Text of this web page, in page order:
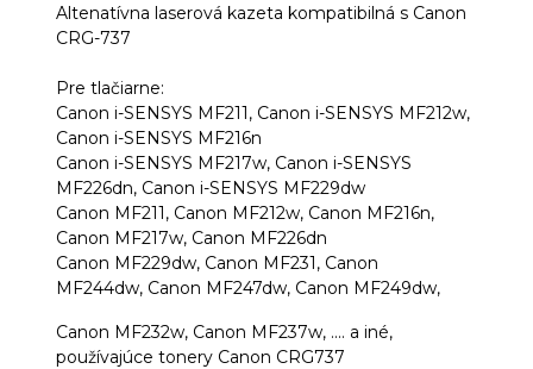
Altenatívna laserová kazeta kompatibilná s Canon
CRG-737
Pre tlačiarne:
Canon i-SENSYS MF211, Canon i-SENSYS MF212w,
Canon i-SENSYS MF216n
Canon i-SENSYS MF217w, Canon i-SENSYS
MF226dn, Canon i-SENSYS MF229dw
Canon MF211, Canon MF212w, Canon MF216n,
Canon MF217w, Canon MF226dn
Canon MF229dw, Canon MF231, Canon
MF244dw, Canon MF247dw, Canon MF249dw,
Canon MF232w, Canon MF237w, .... a iné,
používajúce tonery Canon CRG737